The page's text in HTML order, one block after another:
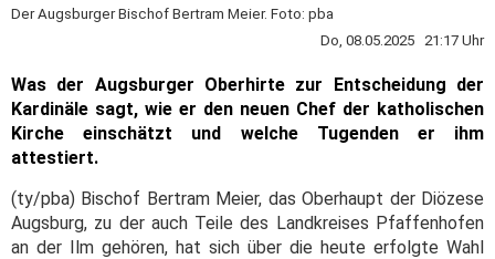
Der Augsburger Bischof Bertram Meier. Foto: pba
Do, 08.05.2025 21:17 Uhr
Was der Augsburger Oberhirte zur Entscheidung der
Kardinäle sagt, wie er den neuen Chef der katholischen
Kirche einschätzt und welche Tugenden er ihm
attestiert.
(ty/pba) Bischof Bertram Meier, das Oberhaupt der Diözese
Augsburg, zu der auch Teile des Landkreises Pfaffenhofen
an der Ilm gehören, hat sich über die heute erfolgte Wahl